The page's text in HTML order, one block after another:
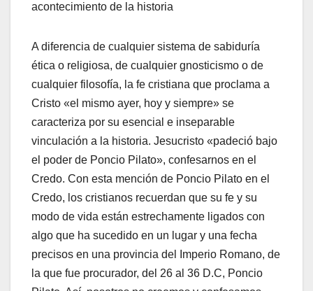
acontecimiento de la historia
A diferencia de cualquier sistema de sabiduría
ética o religiosa, de cualquier gnosticismo o de
cualquier filosofía, la fe cristiana que proclama a
Cristo «el mismo ayer, hoy y siempre» se
caracteriza por su esencial e inseparable
vinculación a la historia. Jesucristo «padeció bajo
el poder de Poncio Pilato», confesarnos en el
Credo. Con esta mención de Poncio Pilato en el
Credo, los cristianos recuerdan que su fe y su
modo de vida están estrechamente ligados con
algo que ha sucedido en un lugar y una fecha
precisos en una provincia del Imperio Romano, de
la que fue procurador, del 26 al 36 D.C, Poncio